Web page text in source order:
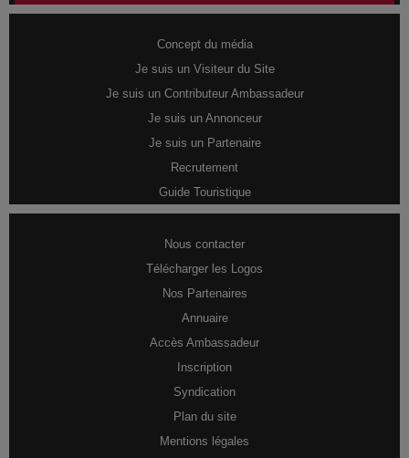
Concept du média
Je suis un Visiteur du Site
Je suis un Contributeur Ambassadeur
Je suis un Annonceur
Je suis un Partenaire
Recrutement
Guide Touristique
Nous contacter
Télécharger les Logos
Nos Partenaires
Annuaire
Accès Ambassadeur
Inscription
Syndication
Plan du site
Mentions légales